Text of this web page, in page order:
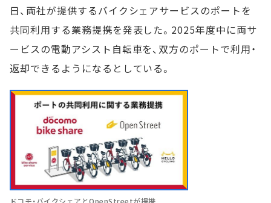
日、両社が提供するバイクシェアサービスのポートを
共同利用する業務提携を発表した。2025年度中に両サ
ービスの電動アシスト自転車を、双方のポートで利用・
返却できるようになるとしている。